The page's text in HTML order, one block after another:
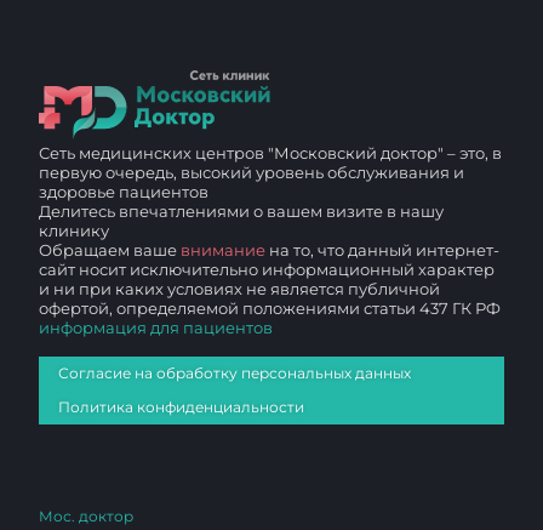
Сеть медицинских центров "Московский доктор" – это, в
первую очередь, высокий уровень обслуживания и
здоровье пациентов
Делитесь впечатлениями о вашем визите в нашу
клинику
Обращаем ваше внимание на то, что данный интернет-
сайт носит исключительно информационный характер
и ни при каких условиях не является публичной
офертой, определяемой положениями статьи 437 ГК РФ
информация для пациентов
Согласие на обработку персональных данных
Политика конфиденциальности
Мос. доктор